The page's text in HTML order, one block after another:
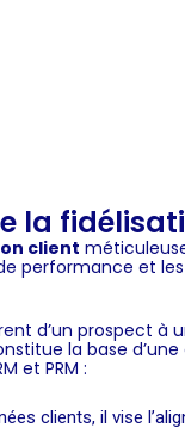
la
client
performance et les
d’un prospect
la base
et PRM :
clients, il vise l’